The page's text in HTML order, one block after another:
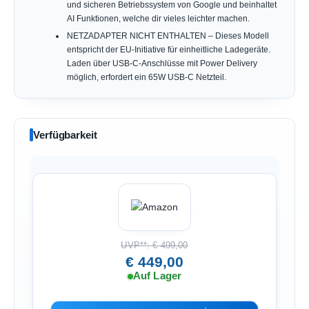
und sicheren Betriebssystem von Google und beinhaltet
AI Funktionen, welche dir vieles leichter machen.
NETZADAPTER NICHT ENTHALTEN – Dieses Modell
entspricht der EU-Initiative für einheitliche Ladegeräte.
Laden über USB-C-Anschlüsse mit Power Delivery
möglich, erfordert ein 65W USB-C Netzteil.
Verfügbarkeit
UVP**: € 499,00
€ 449,00
Auf Lager